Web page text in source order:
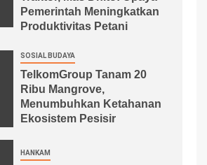
Pemerintah Meningkatkan
Produktivitas Petani
SOSIAL BUDAYA
TelkomGroup Tanam 20
Ribu Mangrove,
Menumbuhkan Ketahanan
Ekosistem Pesisir
HANKAM